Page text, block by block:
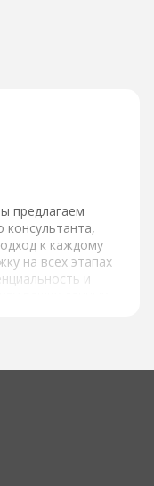
предлагаем
консультанта,
к каждому
на всех этапах
и
информацию
туры,
наших